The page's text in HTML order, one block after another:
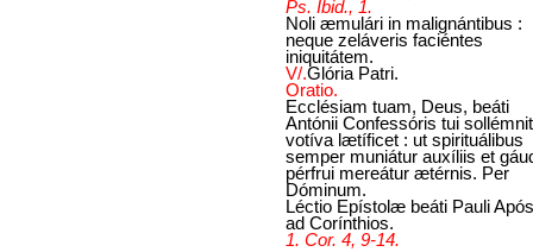
Ps. Ibid., 1.
Noli æmulári in malignántibus :
neque zeláveris faciéntes
iniquitátem.
V/.Glória Patri.
Oratio.
Ecclésiam tuam, Deus, beáti
Antónii Confessóris tui
votíva lætíficet : ut spirituálibus
semper muniátur auxíliis et
pérfrui mereátur ætérnis. Per
Dóminum.
Léctio Epístolæ beáti Pauli
ad Corínthios.
1. Cor. 4, 9-14.